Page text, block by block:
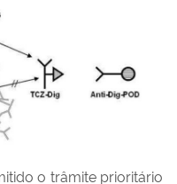
o trâmite prioritário